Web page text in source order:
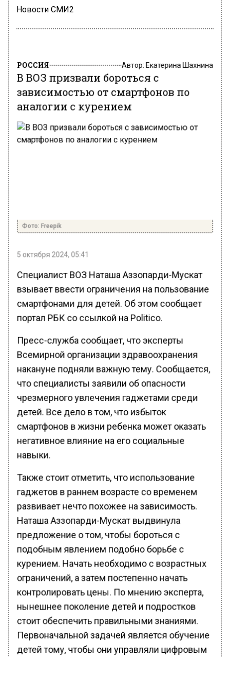
Новости СМИ2
РОССИЯ Автор: Екатерина Шахнина
В ВОЗ призвали бороться с
зависимостью от смартфонов по
аналогии с курением
Фото: Freepik
5 октября 2024, 05:41
Специалист ВОЗ Наташа Аззопарди-Мускат
взывает ввести ограничения на пользование
смартфонами для детей. Об этом сообщает
портал РБК со ссылкой на Politico.
Пресс-служба сообщает, что эксперты
Всемирной организации здравоохранения
накануне подняли важную тему. Сообщается,
что специалисты заявили об опасности
чрезмерного увлечения гаджетами среди
детей. Все дело в том, что избыток
смартфонов в жизни ребенка может оказать
негативное влияние на его социальные
навыки.
Также стоит отметить, что использование
гаджетов в раннем возрасте со временем
развивает нечто похожее на зависимость.
Наташа Аззопарди-Мускат выдвинула
предложение о том, чтобы бороться с
подобным явлением подобно борьбе с
курением. Начать необходимо с возрастных
ограничений, а затем постепенно начать
контролировать цены. По мнению эксперта,
нынешнее поколение детей и подростков
стоит обеспечить правильными знаниями.
Первоначальной задачей является обучение
детей тому, чтобы они управляли цифровым